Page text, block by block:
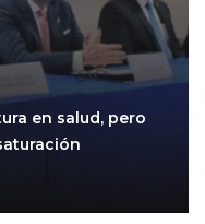
en salud, pero